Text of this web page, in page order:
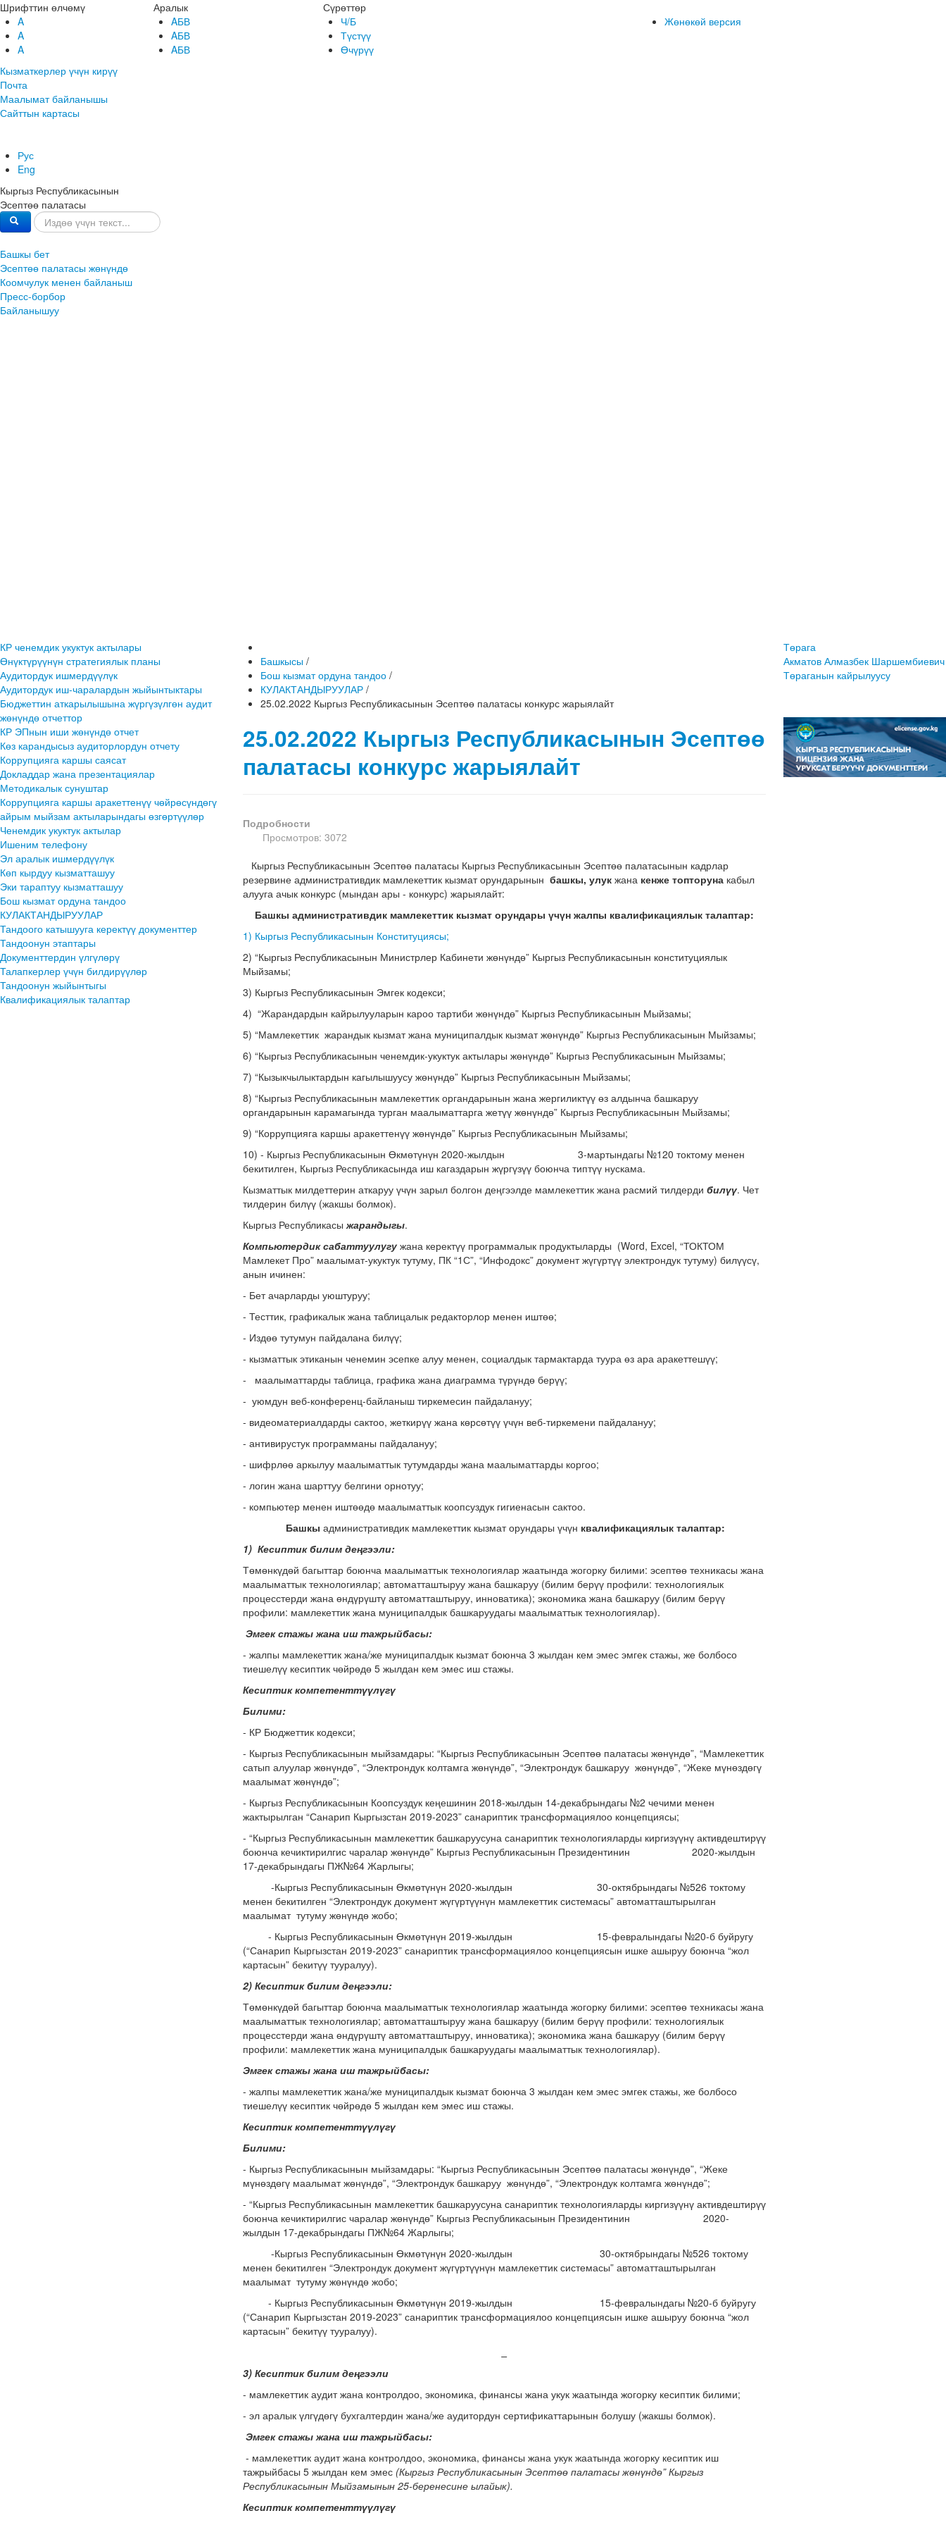
Шрифттин өлчөмү
A
A
A
Аралык
AБВ
AБВ
AБВ
Сүрөттөр
Ч/Б
Түстүү
Өчүрүү
Жөнөкөй версия
Кызматкерлер үчүн кирүү
Почта
Маалымат байланышы
Сайттын картасы
Рус
Eng
Кыргыз Республикасынын
Эсептөө палатасы
Башкы бет
Эсептөө палатасы жөнүндө
Коомчулук менен байланыш
Пресс-борбор
Байланышуу
КР ченемдик укуктук актылары
Өнүктүрүүнүн стратегиялык планы
Аудитордук ишмердүүлүк
Аудитордук иш-чаралардын жыйынтыктары
Бюджеттин аткарылышына жүргүзүлгөн аудит
жөнүндө отчеттор
КР ЭПнын иши жөнүндө отчет
Көз карандысыз аудиторлордун отчету
Коррупцияга каршы саясат
Докладдар жана презентациялар
Методикалык сунуштар
Коррупцияга каршы аракеттенүү чөйрөсүндөгү
айрым мыйзам актыларындагы өзгөртүүлөр
Ченемдик укуктук актылар
Ишеним телефону
Эл аралык ишмердүүлүк
Көп кырдуу кызматташуу
Эки тараптуу кызматташуу
Бош кызмат ордуна тандоо
КУЛАКТАНДЫРУУЛАР
Тандоого катышууга керектүү документтер
Тандоонун этаптары
Документтердин үлгүлөрү
Талапкерлер үчүн билдирүүлөр
Тандоонун жыйынтыгы
Квалификациялык талаптар
Башкысы /
Бош кызмат ордуна тандоо /
КУЛАКТАНДЫРУУЛАР /
25.02.2022 Кыргыз Республикасынын Эсептөө палатасы конкурс жарыялайт
25.02.2022 Кыргыз Республикасынын Эсептөө
палатасы конкурс жарыялайт
Подробности
Просмотров: 3072
Кыргыз Республикасынын Эсептөө палатасы Кыргыз Республикасынын Эсептөө палатасынын кадрлар
резервине административдик мамлекеттик кызмат орундарынын башкы, улук жана кенже топторуна кабыл
алууга ачык конкурс (мындан ары - конкурс) жарыялайт:
Башкы административдик мамлекеттик кызмат орундары үчүн жалпы квалификациялык талаптар:
1) Кыргыз Республикасынын Конституциясы;
2) “Кыргыз Республикасынын Министрлер Кабинети жөнүндө” Кыргыз Республикасынын конституциялык
Мыйзамы;
3) Кыргыз Республикасынын Эмгек кодекси;
4) “Жарандардын кайрылууларын кароо тартиби жөнүндө” Кыргыз Республикасынын Мыйзамы;
5) “Мамлекеттик жарандык кызмат жана муниципалдык кызмат жөнүндө” Кыргыз Республикасынын Мыйзамы;
6) “Кыргыз Республикасынын ченемдик-укуктук актылары жөнүндө” Кыргыз Республикасынын Мыйзамы;
7) “Кызыкчылыктардын кагылышуусу жөнүндө” Кыргыз Республикасынын Мыйзамы;
8) “Кыргыз Республикасынын мамлекеттик органдарынын жана жергиликтүү өз алдынча башкаруу
органдарынын карамагында турган маалыматтарга жетүү жөнүндө” Кыргыз Республикасынын Мыйзамы;
9) “Коррупцияга каршы аракеттенүү жөнүндө” Кыргыз Республикасынын Мыйзамы;
10) - Кыргыз Республикасынын Өкмөтүнүн 2020-жылдын 3-мартындагы №120 токтому менен
бекитилген, Кыргыз Республикасында иш кагаздарын жүргүзүү боюнча типтүү нускама.
Кызматтык милдеттерин аткаруу үчүн зарыл болгон деңгээлде мамлекеттик жана расмий тилдерди билүү. Чет
тилдерин билүү (жакшы болмок).
Кыргыз Республикасы жарандыгы.
Компьютердик сабаттуулугужана керектүү программалык продуктыларды (Word, Excel, “ТОКТОМ
Мамлекет Про” маалымат-укуктук тутуму, ПК “1С”, “Инфодокс” документ жүгүртүү электрондук тутуму) билүүсү,
анын ичинен:
- Бет ачарларды уюштуруу;
- Тесттик, графикалык жана таблицалык редакторлор менен иштөө;
- Издөө тутумун пайдалана билүү;
- кызматтык этиканын ченемин эсепке алуу менен, социалдык тармактарда туура өз ара аракеттешүү;
- маалыматтарды таблица, графика жана диаграмма түрүндө берүү;
- уюмдун веб-конференц-байланыш тиркемесин пайдалануу;
- видеоматериалдарды сактоо, жеткирүү жана көрсөтүү үчүн веб-тиркемени пайдалануу;
- антивирустук программаны пайдалануу;
- шифрлөө аркылуу маалыматтык тутумдарды жана маалыматтарды коргоо;
- логин жана шарттуу белгини орнотуу;
- компьютер менен иштөөдө маалыматтык коопсуздук гигиенасын сактоо.
Башкыадминистративдик мамлекеттик кызмат орундары үчүн квалификациялык талаптар:
1) Кесиптик билим деңгээли:
Төмөнкүдөй багыттар боюнча маалыматтык технологиялар жаатында жогорку билими: эсептөө техникасы жана
маалыматтык технологиялар; автоматташтыруу жана башкаруу (билим берүү профили: технологиялык
процесстерди жана өндүрүштү автоматташтыруу, инноватика); экономика жана башкаруу (билим берүү
профили: мамлекеттик жана муниципалдык башкаруудагы маалыматтык технологиялар).
Эмгек стажы жана иш тажрыйбасы:
- жалпы мамлекеттик жана/же муниципалдык кызмат боюнча 3 жылдан кем эмес эмгек стажы, же болбосо
тиешелүү кесиптик чөйрөдө 5 жылдан кем эмес иш стажы.
Кесиптик компетенттүүлүгү
Билими:
- КР Бюджеттик кодекси;
- Кыргыз Республикасынын мыйзамдары: “Кыргыз Республикасынын Эсептөө палатасы жөнүндө”, “Мамлекеттик
сатып алуулар жөнүндө”, “Электрондук колтамга жөнүндө”, “Электрондук башкаруу жөнүндө”, “Жеке мүнөздөгү
маалымат жөнүндө”;
- Кыргыз Республикасынын Коопсуздук кеңешинин 2018-жылдын 14-декабрындагы №2 чечими менен
жактырылган “Санарип Кыргызстан 2019-2023” санариптик трансформациялоо концепциясы;
- “Кыргыз Республикасынын мамлекеттик башкаруусуна санариптик технологияларды киргизүүнү активдештирүү
боюнча кечиктирилгис чаралар жөнүндө” Кыргыз Республикасынын Президентинин 2020-жылдын
17-декабрындагы ПЖ№64 Жарлыгы;
-Кыргыз Республикасынын Өкмөтүнүн 2020-жылдын 30-октябрындагы №526 токтому
менен бекитилген “Электрондук документ жүгүртүүнүн мамлекеттик системасы” автоматташтырылган
маалымат тутуму жөнүндө жобо;
- Кыргыз Республикасынын Өкмөтүнүн 2019-жылдын 15-февралындагы №20-б буйругу
(“Санарип Кыргызстан 2019-2023” санариптик трансформациялоо концепциясын ишке ашыруу боюнча “жол
картасын” бекитүү тууралуу).
2) Кесиптик билим деңгээли:
Төмөнкүдөй багыттар боюнча маалыматтык технологиялар жаатында жогорку билими: эсептөө техникасы жана
маалыматтык технологиялар; автоматташтыруу жана башкаруу (билим берүү профили: технологиялык
процесстерди жана өндүрүштү автоматташтыруу, инноватика); экономика жана башкаруу (билим берүү
профили: мамлекеттик жана муниципалдык башкаруудагы маалыматтык технологиялар).
Эмгек стажы жана иш тажрыйбасы:
- жалпы мамлекеттик жана/же муниципалдык кызмат боюнча 3 жылдан кем эмес эмгек стажы, же болбосо
тиешелүү кесиптик чөйрөдө 5 жылдан кем эмес иш стажы.
Кесиптик компетенттүүлүгү
Билими:
- Кыргыз Республикасынын мыйзамдары: “Кыргыз Республикасынын Эсептөө палатасы жөнүндө”, “Жеке
мүнөздөгү маалымат жөнүндө”, “Электрондук башкаруу жөнүндө”, “Электрондук колтамга жөнүндө”;
- “Кыргыз Республикасынын мамлекеттик башкаруусуна санариптик технологияларды киргизүүнү активдештирүү
боюнча кечиктирилгис чаралар жөнүндө” Кыргыз Республикасынын Президентинин 2020-
жылдын 17-декабрындагы ПЖ№64 Жарлыгы;
-Кыргыз Республикасынын Өкмөтүнүн 2020-жылдын 30-октябрындагы №526 токтому
менен бекитилген “Электрондук документ жүгүртүүнүн мамлекеттик системасы” автоматташтырылган
маалымат тутуму жөнүндө жобо;
- Кыргыз Республикасынын Өкмөтүнүн 2019-жылдын 15-февралындагы №20-б буйругу
(“Санарип Кыргызстан 2019-2023” санариптик трансформациялоо концепциясын ишке ашыруу боюнча “жол
картасын” бекитүү тууралуу).
3) Кесиптик билим деңгээли
- мамлекеттик аудит жана контролдоо, экономика, финансы жана укук жаатында жогорку кесиптик билими;
- эл аралык үлгүдөгү бухгалтердин жана/же аудитордун сертификаттарынын болушу (жакшы болмок).
Эмгек стажы жана иш тажрыйбасы:
- мамлекеттик аудит жана контролдоо, экономика, финансы жана укук жаатында жогорку кесиптик иш
тажрыйбасы 5 жылдан кем эмес (Кыргыз Республикасынын Эсептөө палатасы жөнүндө” Кыргыз
Республикасынын Мыйзамынын 25-беренесине ылайык).
Кесиптик компетенттүүлүгү
Төрага
Акматов Алмазбек Шаршембиевич
Төраганын кайрылуусу